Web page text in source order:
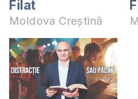
Filat
Moldova Creștină